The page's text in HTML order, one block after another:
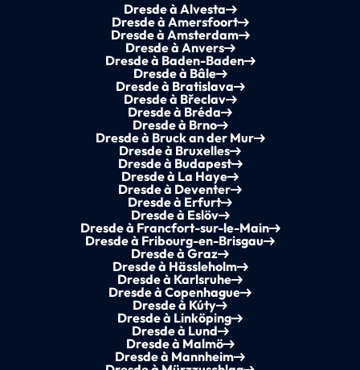
Dresde à Alvesta
Dresde à Amersfoort
Dresde à Amsterdam
Dresde à Anvers
Dresde à Baden-Baden
Dresde à Bâle
Dresde à Bratislava
Dresde à Břeclav
Dresde à Bréda
Dresde à Brno
Dresde à Bruck an der Mur
Dresde à Bruxelles
Dresde à Budapest
Dresde à La Haye
Dresde à Deventer
Dresde à Erfurt
Dresde à Eslöv
Dresde à Francfort-sur-le-Main
Dresde à Fribourg-en-Brisgau
Dresde à Graz
Dresde à Hässleholm
Dresde à Karlsruhe
Dresde à Copenhague
Dresde à Kúty
Dresde à Linköping
Dresde à Lund
Dresde à Malmö
Dresde à Mannheim